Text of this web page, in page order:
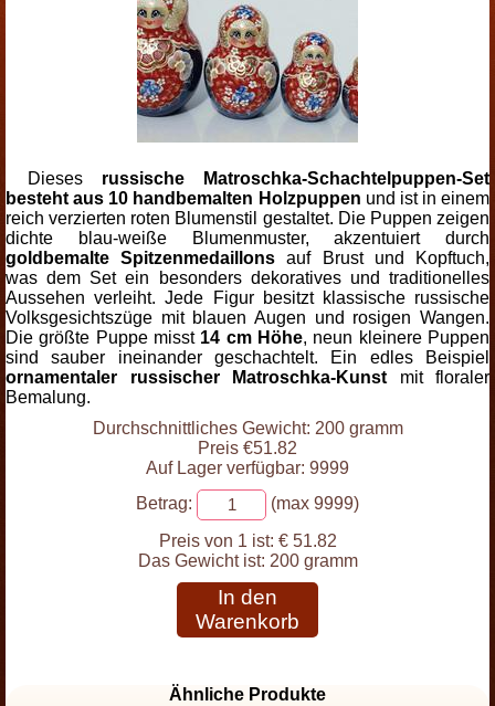
Dieses russische Matroschka-Schachtelpuppen-Set
besteht aus 10 handbemalten Holzpuppen und ist in einem
reich verzierten roten Blumenstil gestaltet. Die Puppen zeigen
dichte blau-weiße Blumenmuster, akzentuiert durch
goldbemalte Spitzenmedaillons auf Brust und Kopftuch,
was dem Set ein besonders dekoratives und traditionelles
Aussehen verleiht. Jede Figur besitzt klassische russische
Volksgesichtszüge mit blauen Augen und rosigen Wangen.
Die größte Puppe misst 14 cm Höhe, neun kleinere Puppen
sind sauber ineinander geschachtelt. Ein edles Beispiel
ornamentaler russischer Matroschka-Kunst mit floraler
Bemalung.
Durchschnittliches Gewicht: 200 gramm
Preis €51.82
Auf Lager verfügbar: 9999
Betrag:
(max 9999)
Preis von 1 ist: € 51.82
Das Gewicht ist: 200 gramm
In den
Warenkorb
Ähnliche Produkte